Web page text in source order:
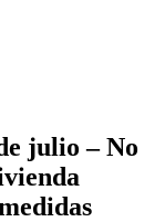
julio – No